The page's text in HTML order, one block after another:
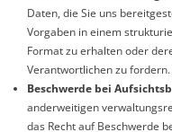
Daten, die Sie uns
Vorgaben in einem
Format zu erhalten oder
Verantwortlichen zu fordern.
Beschwerde bei
anderweitigen
das Recht auf Beschwerde